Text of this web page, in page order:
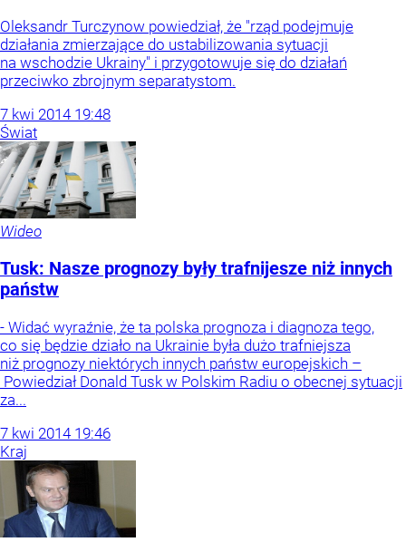
Oleksandr Turczynow powiedział, że "rząd podejmuje
działania zmierzające do ustabilizowania sytuacji
na wschodzie Ukrainy" i przygotowuje się do działań
przeciwko zbrojnym separatystom.
7 kwi 2014 19:48
Świat
Wideo
Tusk: Nasze prognozy były trafnijesze niż innych
państw
- Widać wyraźnie, że ta polska prognoza i diagnoza tego,
co się będzie działo na Ukrainie była dużo trafniejsza
niż prognozy niektórych innych państw europejskich –
Powiedział Donald Tusk w Polskim Radiu o obecnej sytuacji
za...
7 kwi 2014 19:46
Kraj